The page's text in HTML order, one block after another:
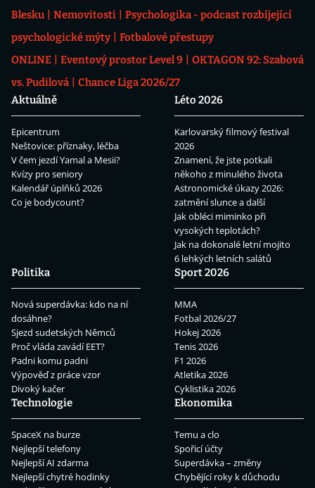
Blesku
Nemovitosti
Psychologika - podcast rozbíjející
psychologické mýty
Fotbalové přestupy
ONLINE
Eventový prostor Level 9
OKTAGON 92: Szabová
vs. Pudilová
Chance Liga 2026/27
Aktuálně
Epicentrum
Neštovice: příznaky, léčba
V čem jezdí Yamal a Mesii?
Kvízy pro seniory
Kalendář úplňků 2026
Co je bodycount?
Léto 2026
Karlovarský filmový festival
2026
Znamení, že jste potkali
někoho z minulého života
Astronomické úkazy 2026:
zatmění slunce a další
Jak obléci miminko při
vysokých teplotách?
Jak na dokonalé letní mojito
6 lehkých letních salátů
Politika
Nová superdávka: kdo na ní
dosáhne?
Sjezd sudetských Němců
Proč vláda zavádí EET?
Padni komu padni
Výpověď z práce vzor
Divoký kačer
Sport 2026
MMA
Fotbal 2026/27
Hokej 2026
Tenis 2026
F1 2026
Atletika 2026
Cyklistika 2026
Technologie
SpaceX na burze
Nejlepší telefony
Nejlepší AI zdarma
Nejlepší chytré hodinky
Ekonomika
Temu a clo
Spořicí účty
Superdávka – změny
Chybějící roky k důchodu